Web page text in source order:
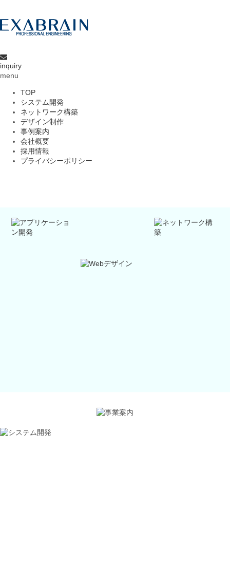
inquiry
menu
TOP
システム開発
ネットワーク構築
デザイン制作
事例案内
会社概要
採用情報
プライバシーポリシー